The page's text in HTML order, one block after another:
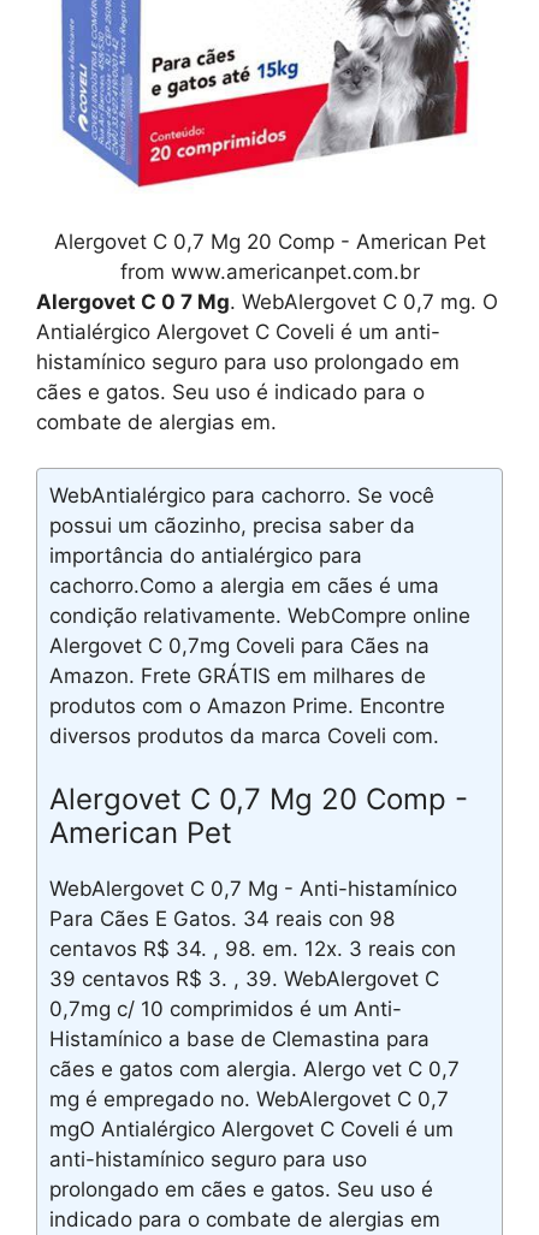
Alergovet C 0,7 Mg 20 Comp - American Pet
from www.americanpet.com.br
Alergovet C 0 7 Mg. WebAlergovet C 0,7 mg. O
Antialérgico Alergovet C Coveli é um anti-
histamínico seguro para uso prolongado em
cães e gatos. Seu uso é indicado para o
combate de alergias em.
WebAntialérgico para cachorro. Se você
possui um cãozinho, precisa saber da
importância do antialérgico para
cachorro.Como a alergia em cães é uma
condição relativamente. WebCompre online
Alergovet C 0,7mg Coveli para Cães na
Amazon. Frete GRÁTIS em milhares de
produtos com o Amazon Prime. Encontre
diversos produtos da marca Coveli com.
Alergovet C 0,7 Mg 20 Comp -
American Pet
WebAlergovet C 0,7 Mg - Anti-histamínico
Para Cães E Gatos. 34 reais con 98
centavos R$ 34. , 98. em. 12x. 3 reais con
39 centavos R$ 3. , 39. WebAlergovet C
0,7mg c/ 10 comprimidos é um Anti-
Histamínico a base de Clemastina para
cães e gatos com alergia. Alergo vet C 0,7
mg é empregado no. WebAlergovet C 0,7
mgO Antialérgico Alergovet C Coveli é um
anti-histamínico seguro para uso
prolongado em cães e gatos. Seu uso é
indicado para o combate de alergias em